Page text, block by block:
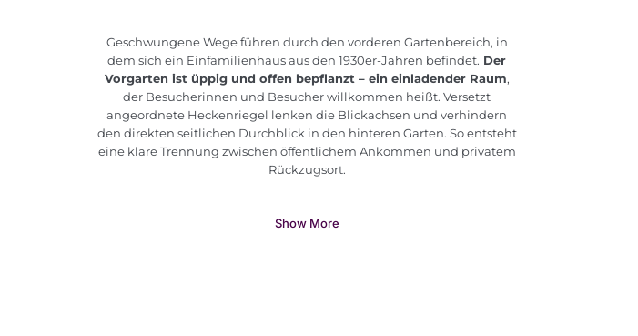
Geschwungene Wege führen durch den vorderen Gartenbereich, in
dem sich ein Einfamilienhaus aus den 1930er-Jahren befindet. Der
Vorgarten ist üppig und offen bepflanzt – ein einladender Raum,
der Besucherinnen und Besucher willkommen heißt. Versetzt
angeordnete Heckenriegel lenken die Blickachsen und verhindern
den direkten seitlichen Durchblick in den hinteren Garten. So entsteht
eine klare Trennung zwischen öffentlichem Ankommen und privatem
Rückzugsort.
Show More